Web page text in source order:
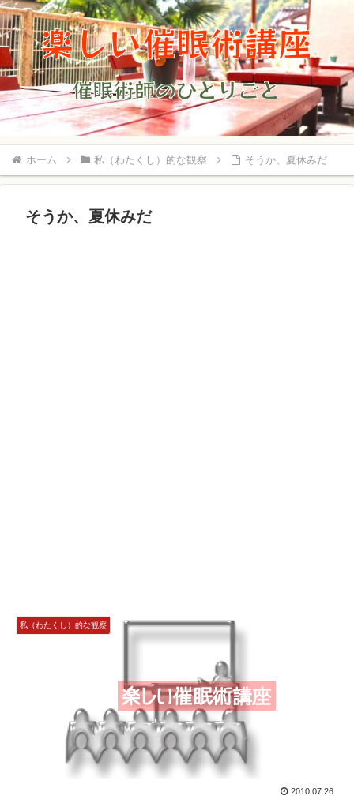
ホーム 私（わたくし）的な観察 そうか、夏休みだ
そうか、夏休みだ
私（わたくし）的な観察
2010.07.26